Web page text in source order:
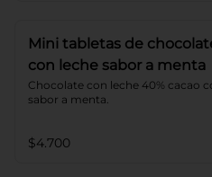
Mini tabletas de
con leche sabor a menta
Chocolate con leche 40% cacao
sabor a menta.
$4.700